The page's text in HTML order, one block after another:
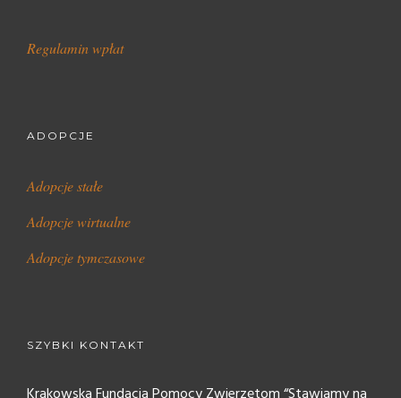
Regulamin wpłat
ADOPCJE
Adopcje stałe
Adopcje wirtualne
Adopcje tymczasowe
SZYBKI KONTAKT